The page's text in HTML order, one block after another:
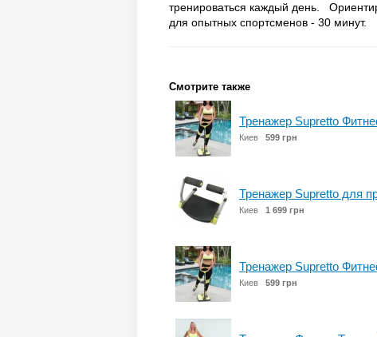
тренироваться каждый день.
для опытных спортсменов - 30
Смотрите также
Тренажер Supretto
Киев 599 грн
Тренажер Supretto для
Киев 1 699 грн
Тренажер Supretto
Киев 599 грн